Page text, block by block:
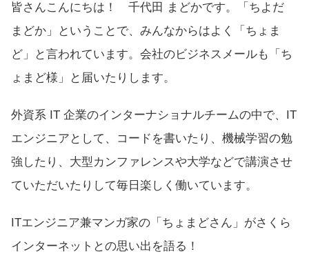
皆さんこんにちは！ 千代田 まどかです。「ちよだ
まどか」ということで、みんなからはよく「ちょま
ど」と言われています。会社のビジネスメールも「ち
ょまど様」と届いたりします。
外資系 IT 企業のインターナショナルチームの中で、IT
エンジニアとして、コードを書いたり、機械学習の勉
強したり、大型カンファレンスや大学などで講演させ
ていただいたりして毎日楽しく働いています。
ITエンジニア兼マンガ家の「ちょまどさん」がさくら
インターネットとの思い出を語る！